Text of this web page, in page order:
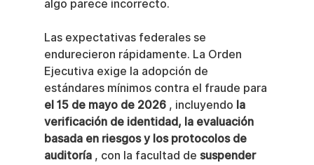
algo parece incorrecto.
Las expectativas federales se
endurecieron rápidamente. La Orden
Ejecutiva exige la adopción de
estándares mínimos contra el fraude para
el 15 de mayo de 2026 , incluyendo la
verificación de identidad, la evaluación
basada en riesgos y los protocolos de
auditoría , con la facultad de suspender